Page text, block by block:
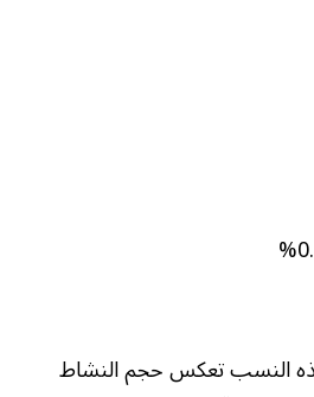
النسب تعكس حجم النشاط